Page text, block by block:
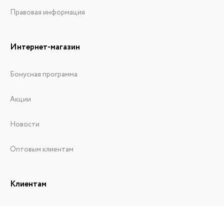
Правовая информация
Интернет-магазин
Бонусная программа
Акции
Новости
Оптовым клиентам
Клиентам